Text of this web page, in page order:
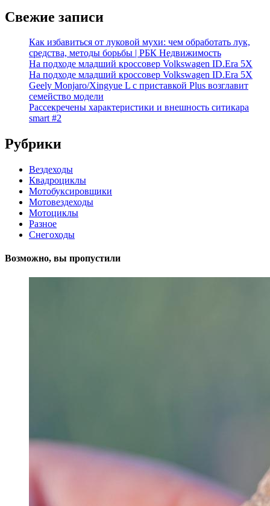
Свежие записи
Как избавиться от луковой мухи: чем обработать лук,
средства, методы борьбы | РБК Недвижимость
На подходе младший кроссовер Volkswagen ID.Era 5X
На подходе младший кроссовер Volkswagen ID.Era 5X
Geely Monjaro/Xingyue L с приставкой Plus возглавит
семейство модели
Рассекречены характеристики и внешность ситикара
smart #2
Рубрики
Вездеходы
Квадроциклы
Мотобуксировщики
Мотовездеходы
Мотоциклы
Разное
Снегоходы
Возможно, вы пропустили